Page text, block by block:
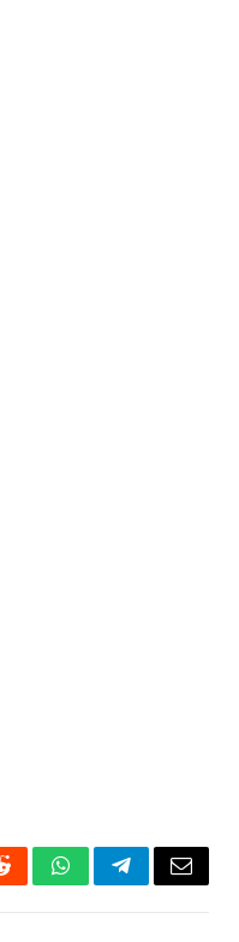
WhatsAppTelegramEmail